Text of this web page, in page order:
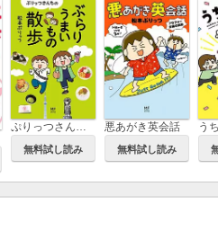
無料試し読み
悪あがき英会話
無料試し読み
う